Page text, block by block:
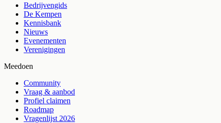
Bedrijvengids
De Kempen
Kennisbank
Nieuws
Evenementen
Verenigingen
Meedoen
Community
Vraag & aanbod
Profiel claimen
Roadmap
Vragenlijst 2026